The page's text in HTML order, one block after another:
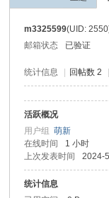
m3325599(UID:
邮箱状态
已验证
统计信息 回帖数 2
活跃概况
用户组萌新
在线时间
1 小时
上次发表时间
2024-
统计信息